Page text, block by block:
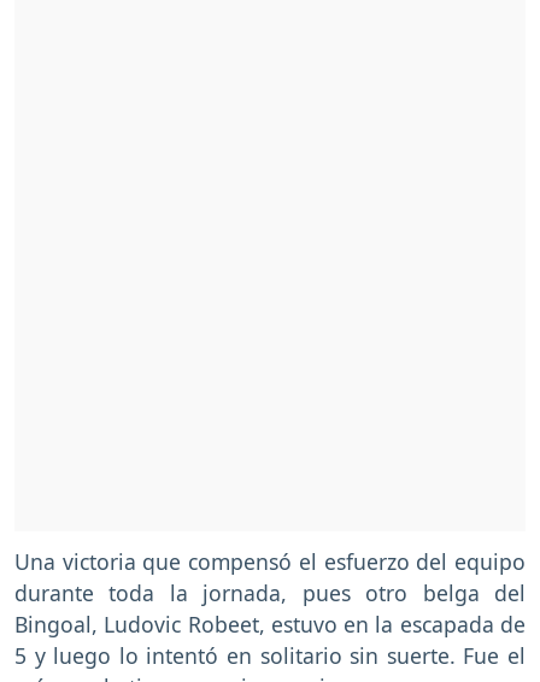
Una victoria que compensó el esfuerzo del equipo
durante toda la jornada, pues otro belga del
Bingoal, Ludovic Robeet, estuvo en la escapada de
5 y luego lo intentó en solitario sin suerte. Fue el